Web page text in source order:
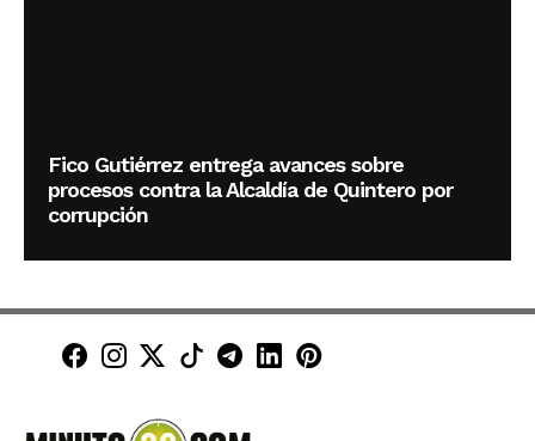
Fico Gutiérrez entrega avances sobre
procesos contra la Alcaldía de Quintero por
corrupción
Minuto30 en Facebook
Minuto30 en Instagram
Minuto30 en X (Twitter)
Minuto30 en TikTok
Canal de Minuto30 en
Minuto30 en LinkedIn
Minuto30 en